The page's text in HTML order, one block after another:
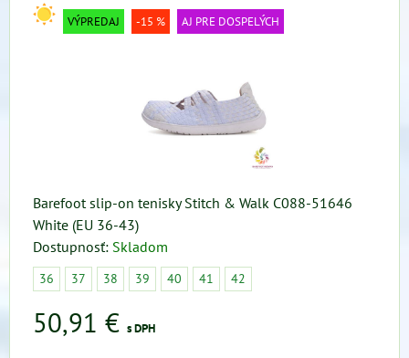
VÝPREDAJ -15 % AJ PRE DOSPELÝCH
Barefoot slip-on tenisky Stitch & Walk C088-51646
White (EU 36-43)
Dostupnosť: Skladom
36 37 38 39 40 41 42
50,91 € s DPH